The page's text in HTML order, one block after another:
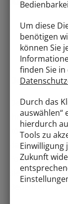
„… wie
"… und,
„… mir
Der
Den Kollegen
ihre
können.
dann selbst
sie jedoch als
Bedenken zu
Um diese
benötigen
können Sie
finden Sie
Durch das
auswählen“
hierdurch
Tools zu
Einwilligung
Zukunft